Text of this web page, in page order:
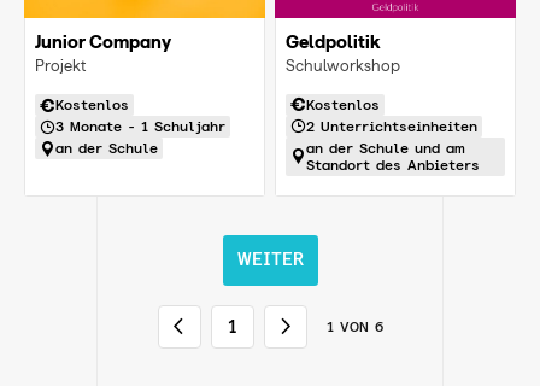
Junior Company
Projekt
Kostenlos
3 Monate - 1 Schuljahr
an der Schule
Geldpolitik
Schulworkshop
Kostenlos
2 Unterrichtseinheiten
an der Schule und am
Standort des Anbieters
WEITER
1 VON 6